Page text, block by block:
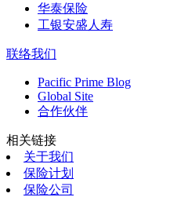
华泰保险
工银安盛人寿
联络我们
Pacific Prime Blog
Global Site
合作伙伴
相关链接
关于我们
保险计划
保险公司